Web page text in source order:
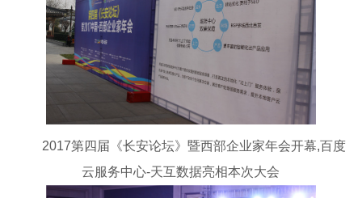
2017第四届《长安论坛》暨西部企业家年会开幕,百度
云服务中心-天互数据亮相本次大会